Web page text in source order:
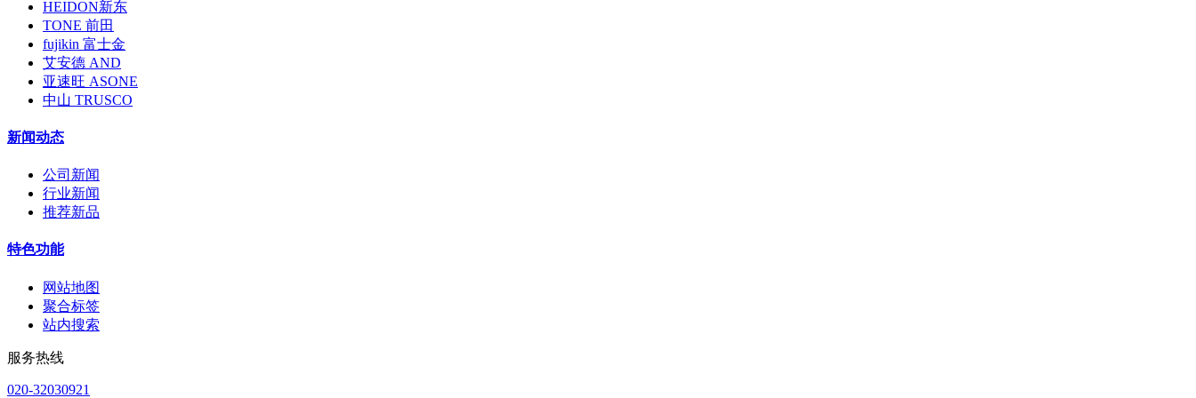
HEIDON新东
TONE 前田
fujikin 富士金
艾安德 AND
亚速旺 ASONE
中山 TRUSCO
新闻动态
公司新闻
行业新闻
推荐新品
特色功能
网站地图
聚合标签
站内搜索
服务热线
020-32030921